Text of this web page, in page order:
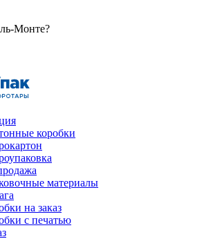
Монте?
коробки
материалы
на заказ
с печатью